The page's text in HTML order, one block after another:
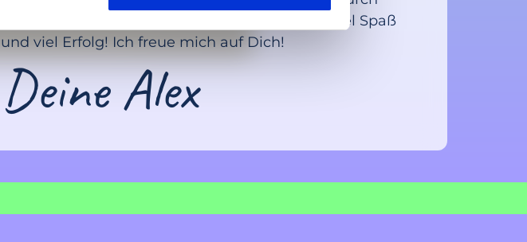
Entspannung in unser Leben kommen kann. Viel Spaß
und viel Erfolg! Ich freue mich auf Dich!
Deine Alex